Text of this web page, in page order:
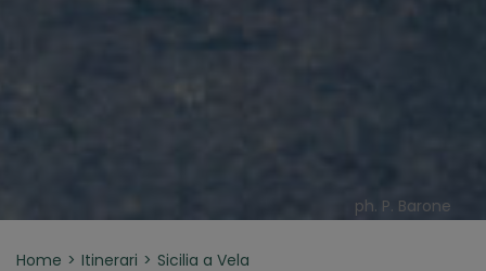
ph. P. Barone
Home Itinerari Sicilia a Vela